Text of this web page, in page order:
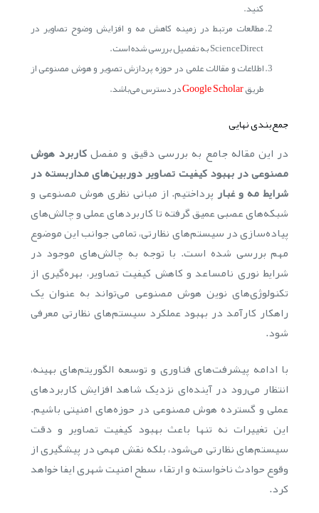
کنید.
مطالعات مرتبط در زمینه کاهش مه و افزایش وضوح تصاویر در
ScienceDirect به تفصیل بررسی شده است.
اطلاعات و مقالات علمی در حوزه پردازش تصویر و هوش مصنوعی از
طریقGoogle Scholarدر دسترس می‌باشد.
جمع‌بندی نهایی
در این مقاله جامع به بررسی دقیق و مفصلکاربرد هوش
مصنوعی در بهبود کیفیت تصاویر دوربین‌های مداربسته در
شرایط مه و غبارپرداختیم. از مبانی نظری هوش مصنوعی و
شبکه‌های عصبی عمیق گرفته تا کاربردهای عملی و چالش‌های
پیاده‌سازی در سیستم‌های نظارتی، تمامی جوانب این موضوع
مهم بررسی شده است. با توجه به چالش‌های موجود در
شرایط نوری نامساعد و کاهش کیفیت تصاویر، بهره‌گیری از
تکنولوژی‌های نوین هوش مصنوعی می‌تواند به عنوان یک
راهکار کارآمد در بهبود عملکرد سیستم‌های نظارتی معرفی
شود.
با ادامه پیشرفت‌های فناوری و توسعه الگوریتم‌های بهینه،
انتظار می‌رود در آینده‌ای نزدیک شاهد افزایش کاربردهای
عملی و گسترده هوش مصنوعی در حوزه‌های امنیتی باشیم.
این تغییرات نه تنها باعث بهبود کیفیت تصاویر و دقت
سیستم‌های نظارتی می‌شود، بلکه نقش مهمی در پیشگیری از
وقوع حوادث ناخواسته و ارتقاء سطح امنیت شهری ایفا خواهد
کرد.